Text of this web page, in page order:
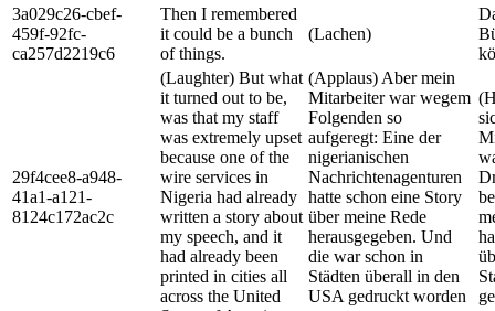
3a029c26-cbef-
459f-92fc-
ca257d2219c6
Then I remembered
it could be a bunch
of things.
(Lachen)
29f4cee8-a948-
41a1-a121-
8124c172ac2c
(Laughter) But what
it turned out to be,
was that my staff
was extremely upset
because one of the
wire services in
Nigeria had already
written a story about
my speech, and it
had already been
printed in cities all
across the United
(Applaus) Aber mein
Mitarbeiter war wegem
Folgenden so
aufgeregt: Eine der
nigerianischen
Nachrichtenagenturen
hatte schon eine Story
über meine Rede
herausgegeben. Und
die war schon in
Städten überall in den
USA gedruckt worden